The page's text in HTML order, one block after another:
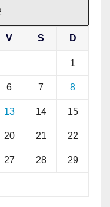
V S D
1
6 7 8
13 14 15
20 21 22
27 28 29